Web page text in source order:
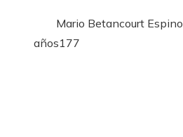
Mario Betancourt Espino
años177